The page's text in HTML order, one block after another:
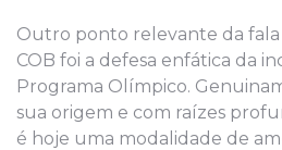
Outro ponto relevante da
COB foi a defesa enfática da
Programa Olímpico.
sua origem e com raízes
é hoje uma modalidade de